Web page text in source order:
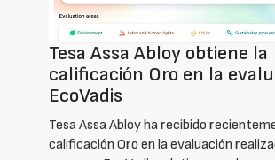
Tesa Assa Abloy obtiene la
calificación Oro en la
EcoVadis
Tesa Assa Abloy ha recibido
calificación Oro en la evaluación